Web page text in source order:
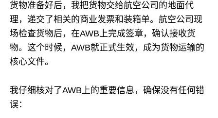
货物准备好后，我把货物交给航空公司的地面代
理，递交了相关的商业发票和装箱单。航空公司现
场检查货物后，在AWB上完成签章，确认接收货
物。这个时候，AWB就正式生效，成为货物运输的
核心文件。
我仔细核对了AWB上的重要信息，确保没有任何错
误：